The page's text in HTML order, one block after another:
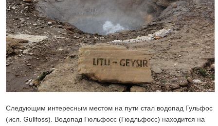
Следующим интересным местом на пути стал водопад Гульфос
(исл. Gullfoss). Водопад Гюльфосс (Гюдльфосс) находится на